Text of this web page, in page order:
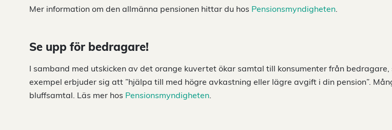
Mer information om den allmänna pensionen hittar du hos Pensionsmyndigheten.
Se upp för bedragare!
I samband med utskicken av det orange kuvertet ökar samtal till konsumenter från bedragare,
exempel erbjuder sig att ”hjälpa till med högre avkastning eller lägre avgift i din pension”.
bluffsamtal. Läs mer hos Pensionsmyndigheten.